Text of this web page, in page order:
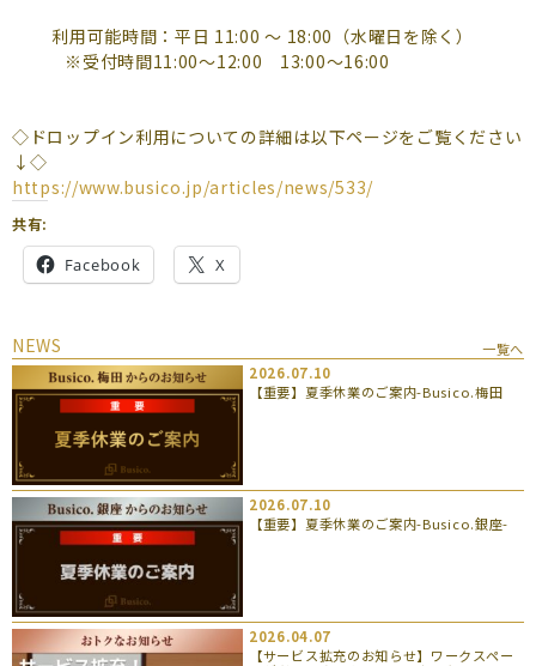
利用可能時間：平日 11:00 〜 18:00（水曜日を除く）
※受付時間11:00～12:00 13:00～16:00
◇ドロップイン利用についての詳細は以下ページをご覧ください
↓◇
https://www.busico.jp/articles/news/533/
共有:
Facebook X
NEWS
一覧へ
2026.07.10
【重要】夏季休業のご案内-Busico.梅田
2026.07.10
【重要】夏季休業のご案内-Busico.銀座-
2026.04.07
【サービス拡充のお知らせ】ワークスペー